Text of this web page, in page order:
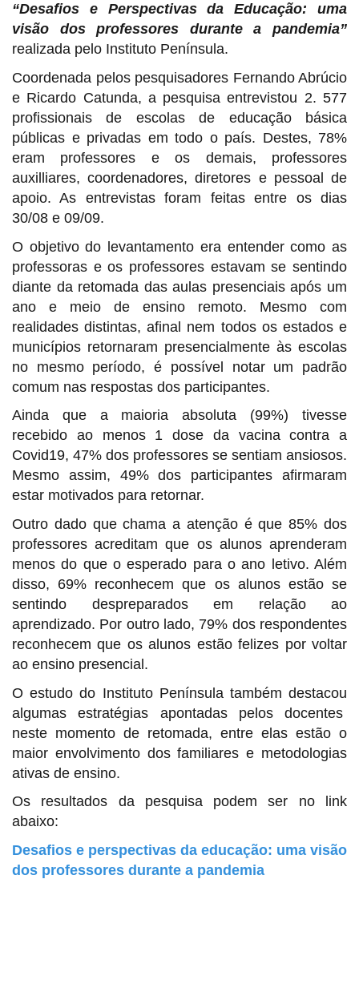
“Desafios e Perspectivas da Educação: uma
visão dos professores durante a pandemia”
realizada pelo Instituto Península.
Coordenada pelos pesquisadores Fernando Abrúcio
e Ricardo Catunda, a pesquisa entrevistou 2. 577
profissionais de escolas de educação básica
públicas e privadas em todo o país. Destes, 78%
eram professores e os demais, professores
auxilliares, coordenadores, diretores e pessoal de
apoio. As entrevistas foram feitas entre os dias
30/08 e 09/09.
O objetivo do levantamento era entender como as
professoras e os professores estavam se sentindo
diante da retomada das aulas presenciais após um
ano e meio de ensino remoto. Mesmo com
realidades distintas, afinal nem todos os estados e
municípios retornaram presencialmente às escolas
no mesmo período, é possível notar um padrão
comum nas respostas dos participantes.
Ainda que a maioria absoluta (99%) tivesse
recebido ao menos 1 dose da vacina contra a
Covid19, 47% dos professores se sentiam ansiosos.
Mesmo assim, 49% dos participantes afirmaram
estar motivados para retornar.
Outro dado que chama a atenção é que 85% dos
professores acreditam que os alunos aprenderam
menos do que o esperado para o ano letivo. Além
disso, 69% reconhecem que os alunos estão se
sentindo despreparados em relação ao
aprendizado. Por outro lado, 79% dos respondentes
reconhecem que os alunos estão felizes por voltar
ao ensino presencial.
O estudo do Instituto Península também destacou
algumas estratégias apontadas pelos docentes
neste momento de retomada, entre elas estão o
maior envolvimento dos familiares e metodologias
ativas de ensino.
Os resultados da pesquisa podem ser no link
abaixo:
Desafios e perspectivas da educação: uma visão
dos professores durante a pandemia